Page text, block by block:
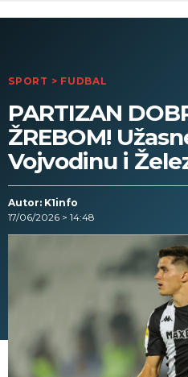
SPORT > FUDBAL
PARTIZAN
ŽREBOM!
Vojvodinu i
Autor: K1info
17/06/2026 > 14:48